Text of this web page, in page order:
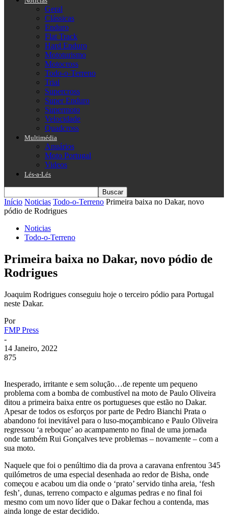
Geral
Clássicas
Enduro
Flat Track
Hard Enduro
Mototurismo
Motocross
Todo-o-Terreno
Trial
Supercross
Super Enduro
Supermoto
Velocidade
Quadcross
Multimédia
Anuários
Moto Portugal
Videos
Lés-a-Lés
Início Noticias Todo-o-Terreno Primeira baixa no Dakar, novo
pódio de Rodrigues
Noticias
Todo-o-Terreno
Primeira baixa no Dakar, novo pódio de
Rodrigues
Joaquim Rodrigues conseguiu hoje o terceiro pódio para Portugal
neste Dakar.
Por
FMP Press
-
14 Janeiro, 2022
875
Inesperado, irritante e sem solução…de repente um pequeno
problema com a bomba de combustível na moto de Paulo Oliveira
ditou a primeira baixa entre os portugueses que estão no Dakar.
Apesar de todos os esforços por parte de Pedro Bianchi Prata o
abandono foi inevitável para o luso-moçambicano e Paulo Oliveira
regressou ‘a reboque’ ao acampamento no final de uma jornada
onde também Rui Gonçalves teve problemas – novamente – com a
sua moto.
Naquele que foi o penúltimo dia da prova a caravana enfrentou 345
quilómetros de uma especial desenhada ao redor de Bisha, onde
começou e acabou um dia onde o ‘prato’ servido tinha areia, ‘fesh
fesh’, dunas, terreno compacto e algumas pedras e no final foi
mesmo com um novo líder que o Dakar fechou a contenda, mas
ainda longe de estar decidido.